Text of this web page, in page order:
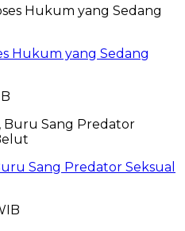
Hukum yang Sedang
Sang Predator Seksual